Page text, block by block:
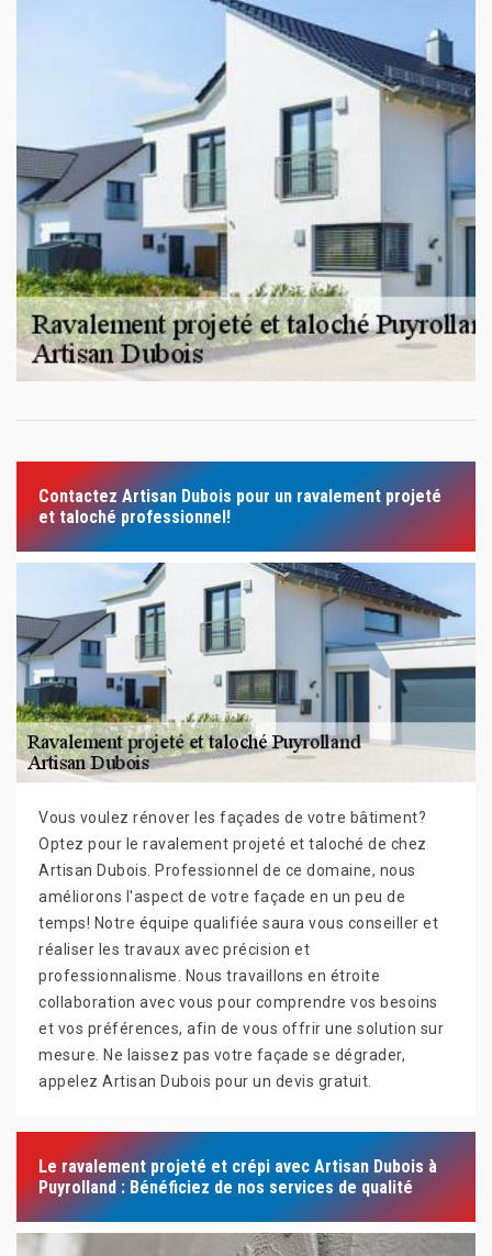
Contactez Artisan Dubois pour un ravalement projeté
et taloché professionnel!
Vous voulez rénover les façades de votre bâtiment?
Optez pour le ravalement projeté et taloché de chez
Artisan Dubois. Professionnel de ce domaine, nous
améliorons l'aspect de votre façade en un peu de
temps! Notre équipe qualifiée saura vous conseiller et
réaliser les travaux avec précision et
professionnalisme. Nous travaillons en étroite
collaboration avec vous pour comprendre vos besoins
et vos préférences, afin de vous offrir une solution sur
mesure. Ne laissez pas votre façade se dégrader,
appelez Artisan Dubois pour un devis gratuit.
Le ravalement projeté et crépi avec Artisan Dubois à
Puyrolland : Bénéficiez de nos services de qualité